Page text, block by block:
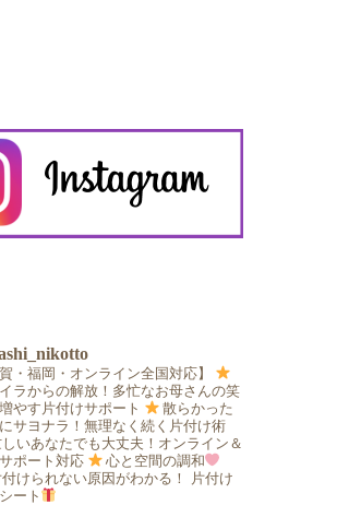
賀・福岡・オンライン全国対応】
ラからの解放！多忙なお母さんの笑
やす片付けサポート
散らかった
サヨナラ！無理なく続く片付け術
いあなたでも大丈夫！オンライン＆
ポート対応
心と空間の調和
付けられない原因がわかる！
片付け
ート